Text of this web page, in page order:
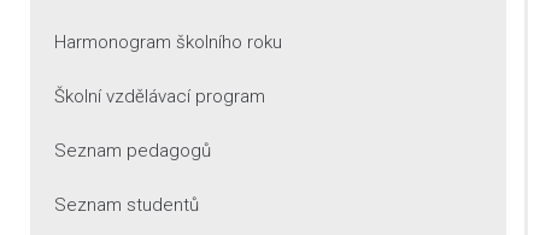
Harmonogram školního roku
Školní vzdělávací program
Seznam pedagogů
Seznam studentů